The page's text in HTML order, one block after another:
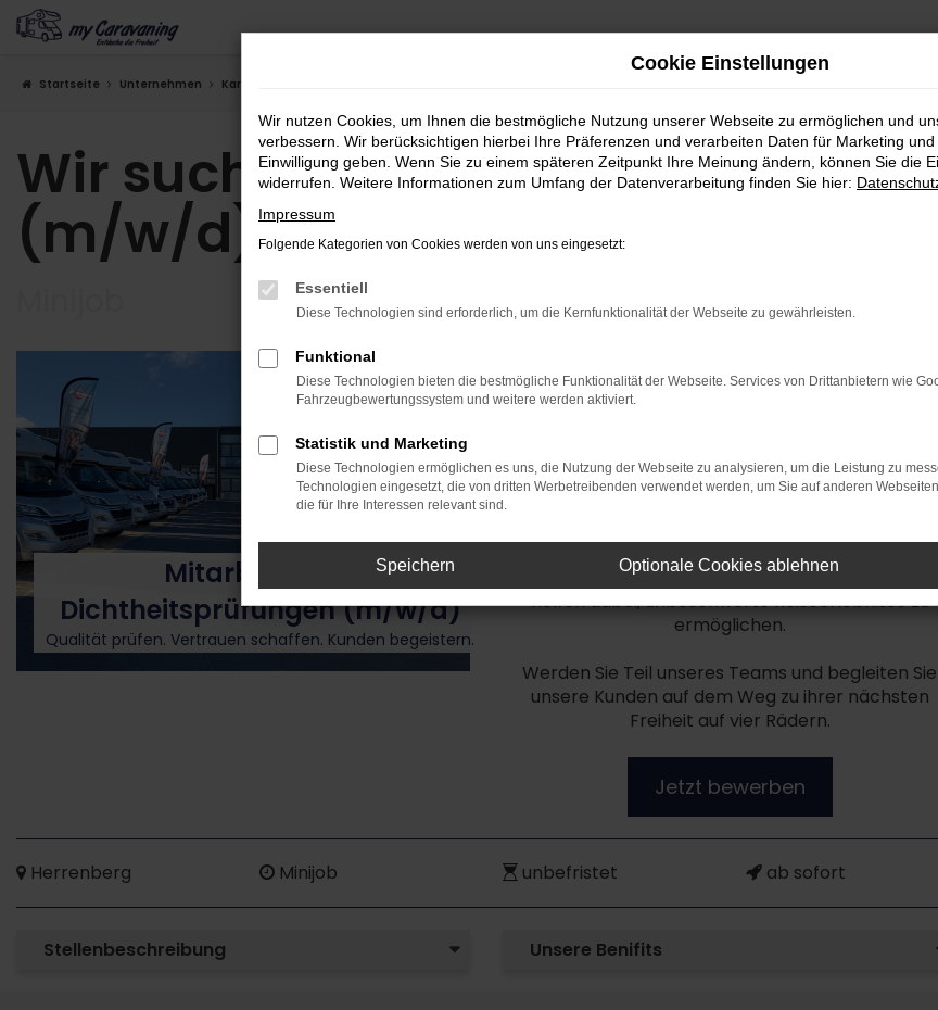
Zum
springen
Startseite Unternehmen Karriere
Wir suchen Mitarbeiter für
(m/w/d)
Mitarbeiter für
Dichtheitsprüfungen (m/w/d)
Qualität prüfen. Vertrauen schaffen. Kunden begeistern.
sicher auf große Abenteuer gehen können.
(m/w/d) leisten Sie einen wichtigen Beitrag zum
Werterhalt und zur Sicherheit der Fahrzeuge
Mit Ihrem geschulten Blick, Ihrer Sorgfalt und Ihrem
Qualitätsbewusstsein schaffen Sie Vertrauen und
helfen dabei, unbeschwerte Reiseerlebnisse zu
ermöglichen.
Werden Sie Teil unseres Teams und begleiten Sie
unsere Kunden auf dem Weg zu ihrer nächsten
Freiheit auf vier Rädern.
Jetzt bewerben
Herrenberg Minijob unbefristet ab sofort
Stellenbeschreibung Unsere Benifits
Cookie Einstellungen
Wir nutzen Cookies, um Ihnen die bestmögliche Nutzung unserer Webseite zu ermöglichen und
verbessern. Wir berücksichtigen hierbei Ihre Präferenzen und verarbeiten Daten für Marketing
Einwilligung geben. Wenn Sie zu einem späteren Zeitpunkt Ihre Meinung ändern, können Sie die
widerrufen. Weitere Informationen zum Umfang der Datenverarbeitung finden Sie hier:
Impressum
Folgende Kategorien von Cookies werden von uns eingesetzt:
Essentiell
Diese Technologien sind erforderlich, um die Kernfunktionalität der Webseite zu gewährleisten.
Funktional
Diese Technologien bieten die bestmögliche Funktionalität der Webseite. Services von Drittanbietern wie
Fahrzeugbewertungssystem und weitere werden aktiviert.
Statistik und Marketing
Diese Technologien ermöglichen es uns, die Nutzung der Webseite zu analysieren, um die Leistung zu
Technologien eingesetzt, die von dritten Werbetreibenden verwendet werden, um Sie auf anderen
die für Ihre Interessen relevant sind.
Speichern Optionale Cookies ablehnen